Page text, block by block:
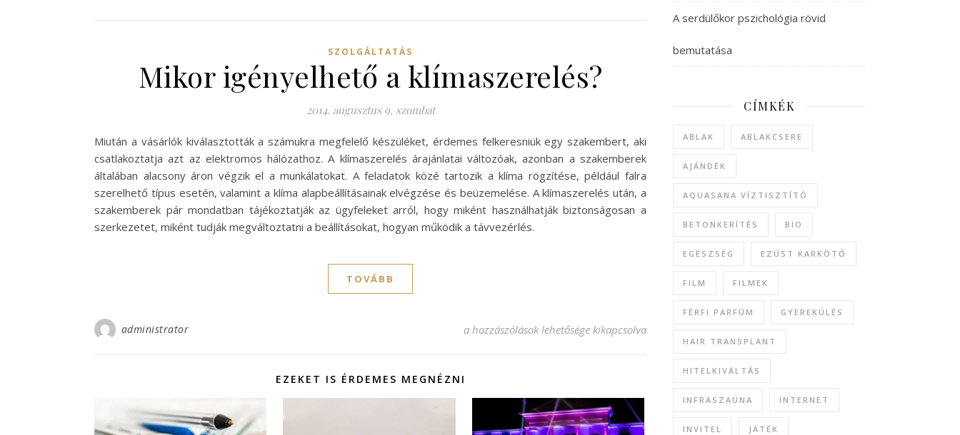
SZOLGÁLTATÁS
Mikor igényelhető a klímaszerelés?
2014. augusztus 9. szombat
Miután a vásárlók kiválasztották a számukra megfelelő készüléket, érdemes felkeresniük egy szakembert, aki
csatlakoztatja azt az elektromos hálózathoz. A klímaszerelés árajánlatai változóak, azonban a szakemberek
általában alacsony áron végzik el a munkálatokat. A feladatok közé tartozik a klíma rögzítése, például falra
szerelhető típus esetén, valamint a klíma alapbeállításainak elvégzése és beüzemelése. A klímaszerelés után, a
szakemberek pár mondatban tájékoztatják az ügyfeleket arról, hogy miként használhatják biztonságosan a
szerkezetet, miként tudják megváltoztatni a beállításokat, hogyan működik a távvezérlés.
TOVÁBB
administrator Mikor igényelhető a klímaszerelés? bejegyzéshez
a hozzászólások lehetősége kikapcsolva
EZEKET IS ÉRDEMES MEGNÉZNI
A serdülőkor pszichológia rövid
bemutatása
CÍMKÉK
ABLAK ABLAKCSERE
AJÁNDÉK
AQUASANA VÍZTISZTÍTÓ
BETONKERÍTÉS BIO
EGÉSZSÉG EZÜST KARKÖTŐ
FILM FILMEK
FÉRFI PARFÜM GYEREKÜLÉS
HAIR TRANSPLANT
HITELKIVÁLTÁS
INFRASZAUNA INTERNET
INVITEL JÁTÉK